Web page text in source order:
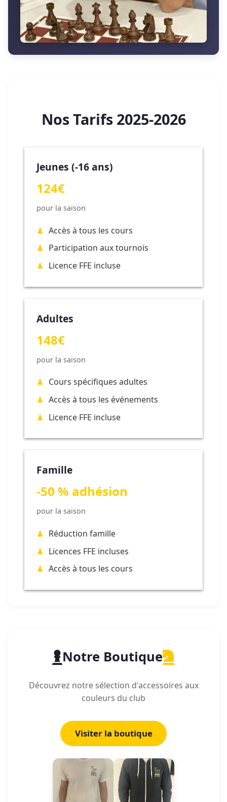
Nos Tarifs 2025-2026
Jeunes (-16 ans)
124€
pour la saison
Accès à tous les cours
Participation aux tournois
Licence FFE incluse
Adultes
148€
pour la saison
Cours spécifiques adultes
Accès à tous les événements
Licence FFE incluse
Famille
-50 % adhésion
pour la saison
Réduction famille
Licences FFE incluses
Accès à tous les cours
Notre Boutique
Découvrez notre sélection d'accessoires aux
couleurs du club
Visiter la boutique